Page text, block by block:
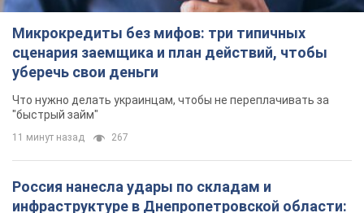
Россия нанесла удары по складам и
инфраструктуре в Днепропетровской области:
есть погибшие и раненые. Фото
2 часа назад
Зеленский созвал совещание по вопросам
подготовки украинской баллистики и
антибаллистической программы FREYJA: какие